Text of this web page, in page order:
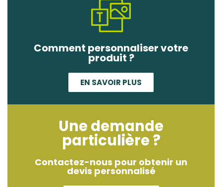
Comment personnaliser votre
produit ?
EN SAVOIR PLUS
Une demande
particulière ?
Contactez-nous pour obtenir un
devis personnalisé